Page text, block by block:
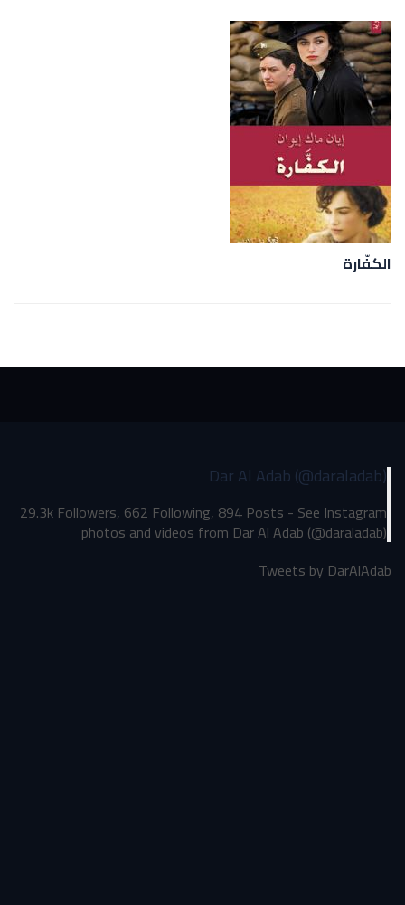
الكفّارة
Dar Al Adab (@daraladab)
29.3k Followers, 662 Following, 894 Posts - See Instagram
photos and videos from Dar Al Adab (@daraladab)
Tweets by DarAlAdab